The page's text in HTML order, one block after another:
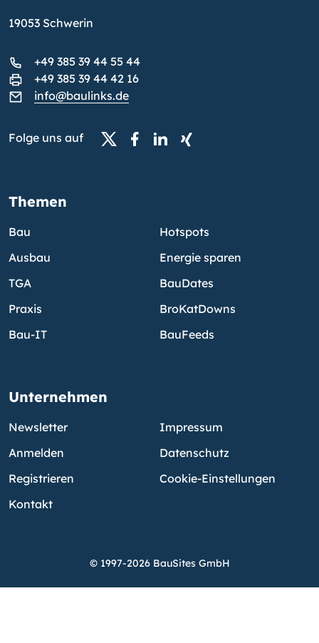
19053 Schwerin
+49 385 39 44 55 44
+49 385 39 44 42 16
info@baulinks.de
Folge uns auf
Themen
Bau
Ausbau
TGA
Praxis
Bau-IT
Hotspots
Energie sparen
BauDates
BroKatDowns
BauFeeds
Unternehmen
Newsletter
Anmelden
Registrieren
Kontakt
Impressum
Datenschutz
Cookie-Einstellungen
© 1997-2026 BauSites GmbH